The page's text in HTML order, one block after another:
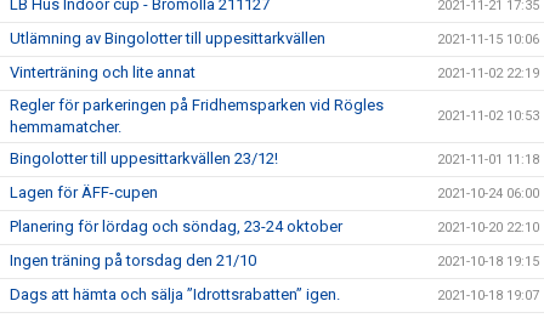
LB Hus Indoor cup - Bromölla 211127 2021-11-21 17:35
Utlämning av Bingolotter till uppesittarkvällen 2021-11-15 10:06
Vinterträning och lite annat 2021-11-02 22:19
Regler för parkeringen på Fridhemsparken vid Rögles
hemmamatcher.
2021-11-02 10:53
Bingolotter till uppesittarkvällen 23/12! 2021-11-01 11:18
Lagen för ÄFF-cupen 2021-10-24 06:00
Planering för lördag och söndag, 23-24 oktober 2021-10-20 22:10
Ingen träning på torsdag den 21/10 2021-10-18 19:15
Dags att hämta och sälja ”Idrottsrabatten” igen. 2021-10-18 19:07